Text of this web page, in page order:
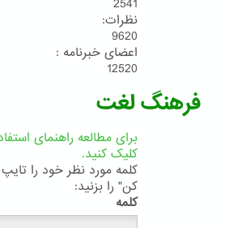
نظرات:
9620
اعضای خبرنامه :
12520
فرهنگ لغت
برای مطالعه راهنمای
کلیک کنید.
کلمه مورد نظر خود را
کن" را بزنید:
کلمه